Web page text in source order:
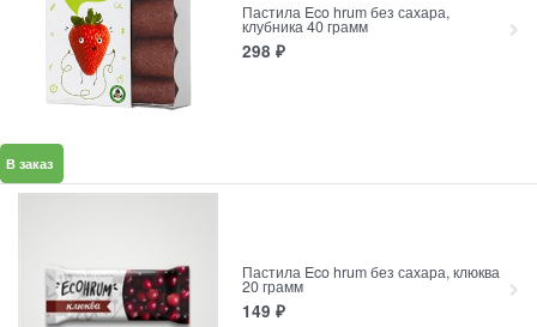
Пастила Eco hrum без сахара,
клубника 40 грамм
298 ₽
В заказ
Пастила Eco hrum без сахара, клюква
20 грамм
149 ₽